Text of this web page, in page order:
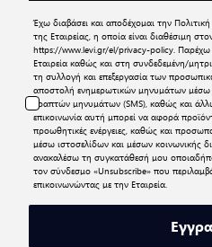
Έχω διαβάσει και αποδέχομαι την
της Εταιρείας, η οποία είναι διαθέσιμη
https://www.levi.gr/el/privacy-policy. Παρέχω
Εταιρεία καθώς και στη συνδεδεμένη/
τη συλλογή και επεξεργασία των
αποστολή ενημερωτικών μηνυμάτων μέσω
γραπτών μηνυμάτων (SMS), καθώς και
επικοινωνία αυτή μπορεί να αφορά
προωθητικές ενέργειες, καθώς και
μέσω ιστοσελίδων και μέσων κοινωνικής
ανακαλέσω τη συγκατάθεσή μου
τον σύνδεσμο «Unsubscribe» που
επικοινωνώντας με την Εταιρεία.